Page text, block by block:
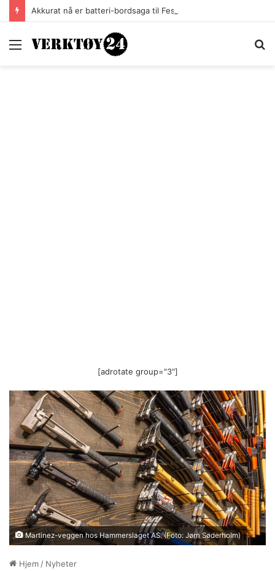
Akkurat nå er batteri-bordsaga til Festool billigere
Meny
[adrotate group="3"]
Martinez-veggen hos Hammerslaget AS. (Foto: Jørn Søderholm)
Hjem / Nyheter